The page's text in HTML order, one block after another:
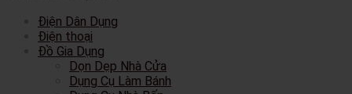
Điện Dân Dụng
Điện thoại
Đồ Gia Dụng
Dọn Dẹp Nhà Cửa
Dụng Cụ Làm Bánh